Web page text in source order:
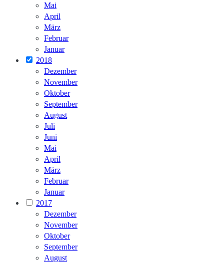
Mai
April
März
Februar
Januar
2018
Dezember
November
Oktober
September
August
Juli
Juni
Mai
April
März
Februar
Januar
2017
Dezember
November
Oktober
September
August